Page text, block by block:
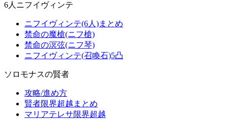
6人ニフイヴィンテ
ニフイヴィンテ(6人)まとめ
禁命の魔槍(ニフ槍)
禁命の溟弦(ニフ琴)
ニフイヴィンテ(召喚石)5凸
ソロモナスの賢者
攻略/進め方
賢者限界超越まとめ
マリアテレサ限界超越